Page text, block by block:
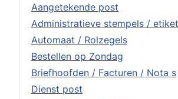
Aangetekende post
Administratieve stempels /
Automaat / Rolzegels
Bestellen op Zondag
Briefhoofden / Facturen / Nota s
Dienst post